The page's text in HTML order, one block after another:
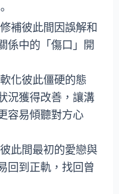
補彼此間因誤解和
係中的「傷口」開
化彼此僵硬的態
況獲得改善，讓溝
容易傾聽對方心
此間最初的愛戀與
回到正軌，找回曾